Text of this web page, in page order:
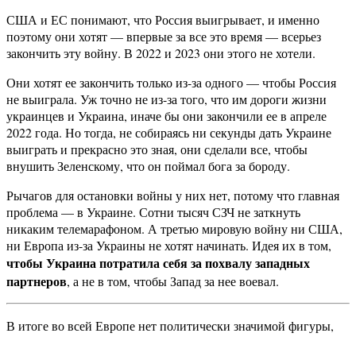
США и ЕС понимают, что Россия выигрывает, и именно
поэтому они хотят — впервые за все это время — всерьез
закончить эту войну. В 2022 и 2023 они этого не хотели.
Они хотят ее закончить только из-за одного — чтобы Россия
не выиграла. Уж точно не из-за того, что им дороги жизни
украинцев и Украина, иначе бы они закончили ее в апреле
2022 года. Но тогда, не собираясь ни секунды дать Украине
выиграть и прекрасно это зная, они сделали все, чтобы
внушить Зеленскому, что он поймал бога за бороду.
Рычагов для остановки войны у них нет, потому что главная
проблема — в Украине. Сотни тысяч СЗЧ не заткнуть
никаким телемарафоном. А третью мировую войну ни США,
ни Европа из-за Украины не хотят начинать. Идея их в том,
чтобы Украина потратила себя за похвалу западных
партнеров, а не в том, чтобы Запад за нее воевал.
В итоге во всей Европе нет политически значимой фигуры,